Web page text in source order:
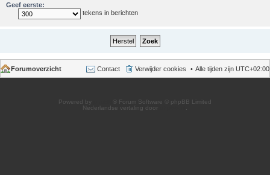
Geef eerste:
tekens in berichten
Forumoverzicht Alle tijden zijn UTC+02:00
Verwijder cookies
Contact
Powered by
® Forum Software © phpBB Limited
Nederlandse vertaling door